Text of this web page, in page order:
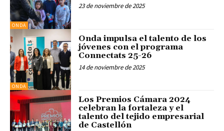
ONDA
23 de noviembre de 2025
ONDA
Onda impulsa el talento de los
jóvenes con el programa
Connectats 25-26
14 de noviembre de 2025
Los Premios Cámara 2024
celebran la fortaleza y el
talento del tejido empresarial
de Castellón